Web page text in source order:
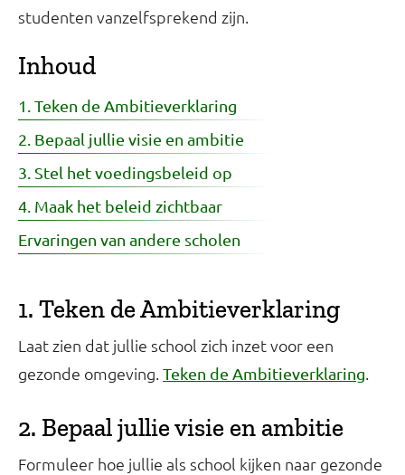
studenten vanzelfsprekend zijn.
Inhoud
1. Teken de Ambitieverklaring
2. Bepaal jullie visie en ambitie
3. Stel het voedingsbeleid op
4. Maak het beleid zichtbaar
Ervaringen van andere scholen
1. Teken de Ambitieverklaring
Laat zien dat jullie school zich inzet voor een
gezonde omgeving. Teken de Ambitieverklaring.
2. Bepaal jullie visie en ambitie
Formuleer hoe jullie als school kijken naar gezonde